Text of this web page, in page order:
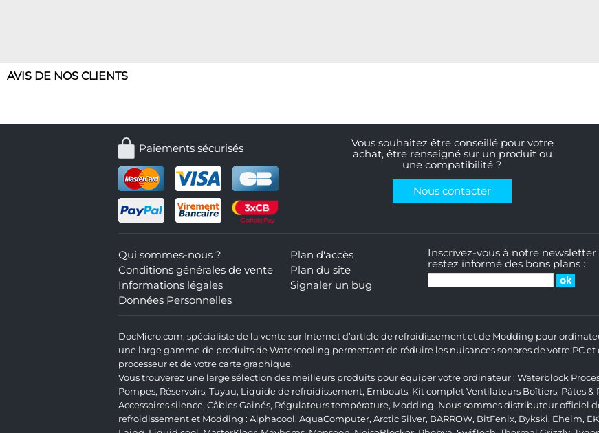
AVIS DE NOS CLIENTS
Paiements sécurisés
Vous souhaitez être conseillé pour votre
achat, être renseigné sur un produit ou
une compatibilité ?
Nous contacter
Qui sommes-nous ?
Conditions générales de vente
Informations légales
Données Personnelles
Plan d'accès
Plan du site
Signaler un bug
Inscrivez-vous à notre newsletter
restez informé des bons plans :
DocMicro.com, spécialiste de la vente sur Internet d’article de refroidissement et de Modding pour
une large gamme de produits de Watercooling permettant de réduire les nuisances sonores de votre PC
processeur et de votre carte graphique.
Vous trouverez une large sélection des meilleurs produits pour équiper votre ordinateur : Waterblock
Pompes, Réservoirs, Tuyau, Liquide de refroidissement, Embouts, Kit complet Ventilateurs Boîtiers, Pâtes &
Accessoires silence, Câbles Gainés, Régulateurs température, Modding. Nous sommes distributeur officiel
refroidissement et Modding : Alphacool, AquaComputer, Arctic Silver, BARROW, BitFenix, Bykski, Eheim,